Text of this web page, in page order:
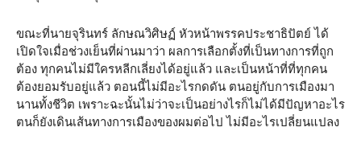
ขณะที่นายจุรินทร์ ลักษณวิศิษฏ์ หัวหน้าพรรคประชาธิปัตย์ ได้
เปิดใจเมื่อช่วงเย็นที่ผ่านมาว่า ผลการเลือกตั้งที่เป็นทางการที่ถูก
ต้อง ทุกคนไม่มีใครหลีกเลี่ยงได้อยู่แล้ว และเป็นหน้าที่ที่ทุกคน
ต้องยอมรับอยู่แล้ว ตอนนี้ไม่มีอะไรกดดัน ตนอยู่กับการเมืองมา
นานทั้งชีวิต เพราะฉะนั้นไม่ว่าจะเป็นอย่างไรก็ไม่ได้มีปัญหาอะไร
ตนก็ยังเดินเส้นทางการเมืองของผมต่อไป ไม่มีอะไรเปลี่ยนแปลง